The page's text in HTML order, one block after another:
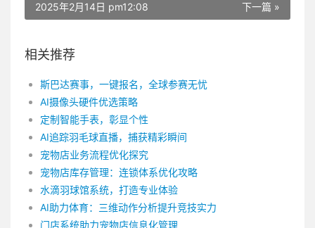
下一篇 »
2025年2月14日 pm12:08
相关推荐
斯巴达赛事，一键报名，全球参赛无忧
AI摄像头硬件优选策略
定制智能手表，彰显个性
AI追踪羽毛球直播，捕获精彩瞬间
宠物店业务流程优化探究
宠物店库存管理：连锁体系优化攻略
水滴羽球馆系统，打造专业体验
AI助力体育：三维动作分析提升竞技实力
门店系统助力宠物店信息化管理